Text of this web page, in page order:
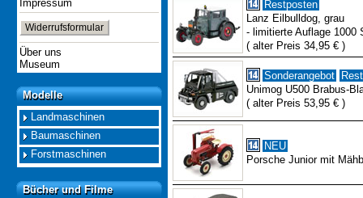
Impressum
Widerrufsformular
Über uns
Museum
Modelle
Modelle
Landmaschinen
Baumaschinen
Forstmaschinen
Bücher und Filme
Bücher und Filme
Restposten
Lanz Eilbulldog, grau
- limitierte Auflage 1000
( alter Preis 34,95 € )
Sonderangebot
Unimog U500 Brabus-
( alter Preis 53,95 € )
NEU
Porsche Junior mit